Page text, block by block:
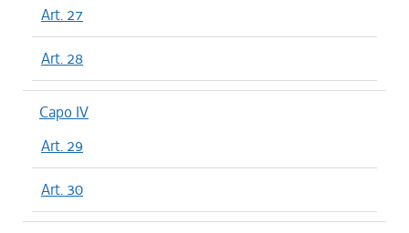
Art. 27
Art. 28
Capo IV
Art. 29
Art. 30